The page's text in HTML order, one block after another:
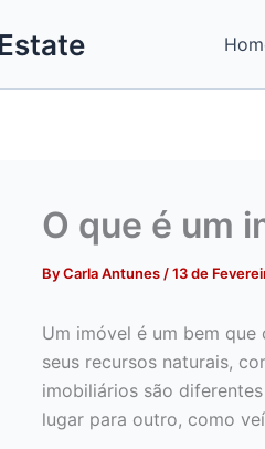
O que é um
ByCarla Antunes /13 de
Um imóvel é um bem
seus recursos naturais,
imobiliários são
lugar para outro, como